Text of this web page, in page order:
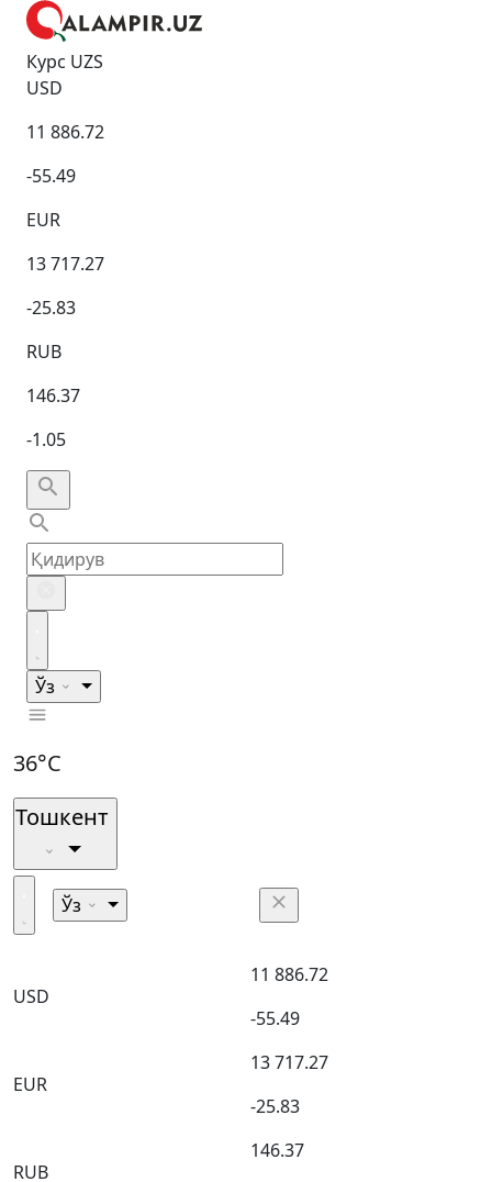
Курс UZS
USD
11 886.72
-55.49
EUR
13 717.27
-25.83
RUB
146.37
-1.05
Ўз
36°C
Тошкент
Ўз
USD
11 886.72
-55.49
EUR
13 717.27
-25.83
RUB
146.37